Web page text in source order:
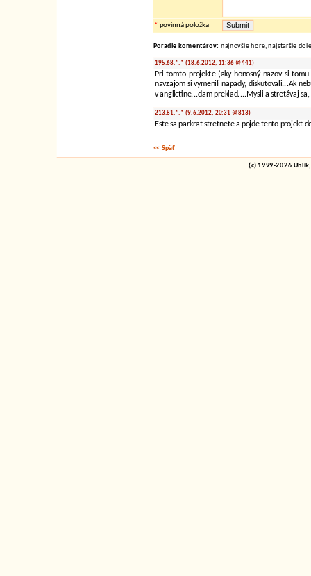
* povinná položka
Poradie komentárov: najnovšie hore, najstaršie dole
195.68.*.* (18.6.2012, 11:36 @441)
Pri tomto projekte (aky honosný nazov si
navzajom si vymenili napady, diskutovali...Ak
v anglictine...dam preklad....Mysli a stretávaj
213.81.*.* (9.6.2012, 20:31 @813)
Este sa parkrat stretnete a pojde tento projekt
<< Späť
(c) 1999-2026 Uhlik,